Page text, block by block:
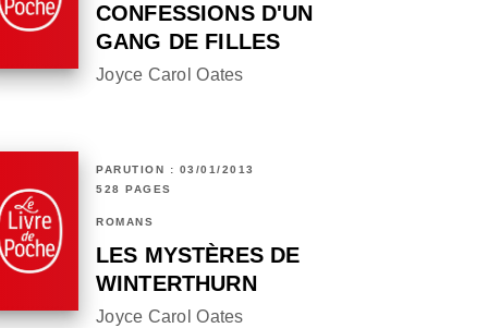
CONFESSIONS D'UN
GANG DE FILLES
Joyce Carol Oates
PARUTION : 03/01/2013
528 PAGES
ROMANS
LES MYSTÈRES DE
WINTERTHURN
Joyce Carol Oates